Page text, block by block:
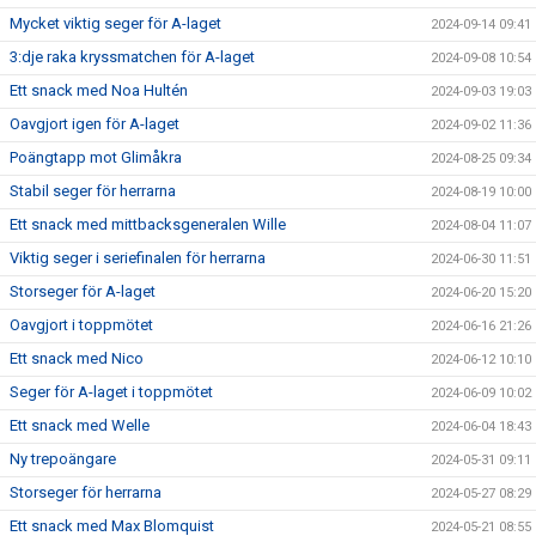
Mycket viktig seger för A-laget 2024-09-14 09:41
3:dje raka kryssmatchen för A-laget 2024-09-08 10:54
Ett snack med Noa Hultén 2024-09-03 19:03
Oavgjort igen för A-laget 2024-09-02 11:36
Poängtapp mot Glimåkra 2024-08-25 09:34
Stabil seger för herrarna 2024-08-19 10:00
Ett snack med mittbacksgeneralen Wille 2024-08-04 11:07
Viktig seger i seriefinalen för herrarna 2024-06-30 11:51
Storseger för A-laget 2024-06-20 15:20
Oavgjort i toppmötet 2024-06-16 21:26
Ett snack med Nico 2024-06-12 10:10
Seger för A-laget i toppmötet 2024-06-09 10:02
Ett snack med Welle 2024-06-04 18:43
Ny trepoängare 2024-05-31 09:11
Storseger för herrarna 2024-05-27 08:29
Ett snack med Max Blomquist 2024-05-21 08:55